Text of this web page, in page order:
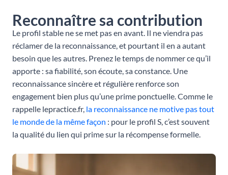
Reconnaître sa contribution
Le profil stable ne se met pas en avant. Il ne viendra pas
réclamer de la reconnaissance, et pourtant il en a autant
besoin que les autres. Prenez le temps de nommer ce qu’il
apporte : sa fiabilité, son écoute, sa constance. Une
reconnaissance sincère et régulière renforce son
engagement bien plus qu’une prime ponctuelle. Comme le
rappelle lepractice.fr, la reconnaissance ne motive pas tout
le monde de la même façon : pour le profil S, c’est souvent
la qualité du lien qui prime sur la récompense formelle.